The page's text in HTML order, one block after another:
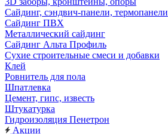
Cайдинг, сэндвич-панели, термопанели
Сайдинг ПВХ
Металлический сайдинг
Сайдинг Альта Профиль
Сухие строительные смеси и добавки
Клей
Ровнитель для пола
Шпатлевка
Цемент, гипс, известь
Штукатурка
Гидроизоляция Пенетрон
Акции